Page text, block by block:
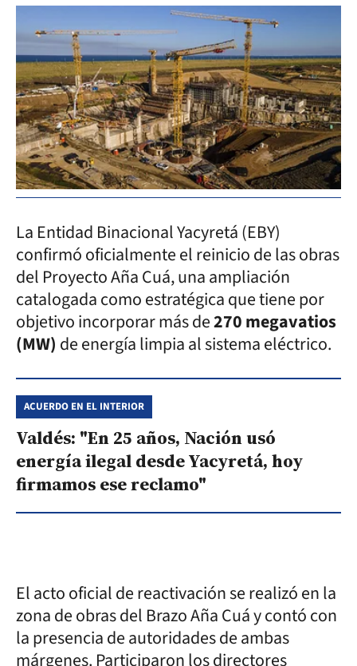
La Entidad Binacional Yacyretá (EBY)
confirmó oficialmente el reinicio de las obras
del Proyecto Aña Cuá, una ampliación
catalogada como estratégica que tiene por
objetivo incorporar más de270 megavatios
(MW) de energía limpia al sistema eléctrico.
ACUERDO EN EL INTERIOR
Valdés: "En 25 años, Nación usó
energía ilegal desde Yacyretá, hoy
firmamos ese reclamo"
El acto oficial de reactivación se realizó en la
zona de obras del Brazo Aña Cuá y contó con
la presencia de autoridades de ambas
márgenes. Participaron los directores